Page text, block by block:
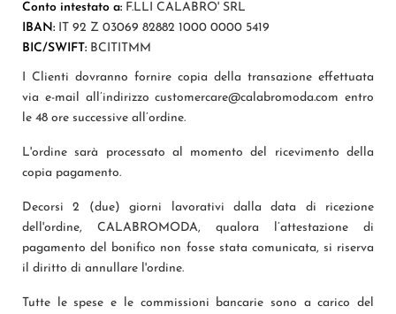
Conto intestato a: F.LLI CALABRO' SRL
IBAN: IT 92 Z 03069 82882 1000 0000 5419
BIC/SWIFT: BCITITMM
I Clienti dovranno fornire copia della transazione effettuata
via e-mail all’indirizzo customercare@calabromoda.com entro
le 48 ore successive all’ordine.
L'ordine sarà processato al momento del ricevimento della
copia pagamento.
Decorsi 2 (due) giorni lavorativi dalla data di ricezione
dell'ordine, CALABROMODA, qualora l’attestazione di
pagamento del bonifico non fosse stata comunicata, si riserva
il diritto di annullare l'ordine.
Tutte le spese e le commissioni bancarie sono a carico del